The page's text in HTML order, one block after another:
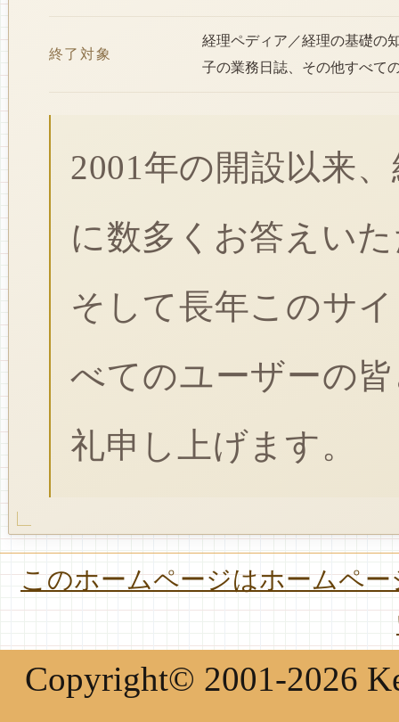
終了対象
経理ペディア／経理の基礎の
子の業務日誌、その他すべて
2001年の開設以来
に数多くお答えい
そして長年このサ
べてのユーザーの
礼申し上げます。
このホームページはホームペ
Copyright© 2001-2026